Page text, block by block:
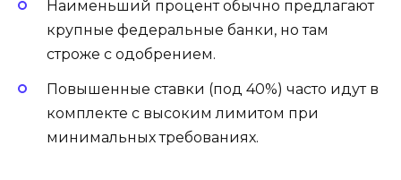
Наименьший процент обычно предлагают
крупные федеральные банки, но там
строже с одобрением.
Повышенные ставки (под 40%) часто идут в
комплекте с высоким лимитом при
минимальных требованиях.